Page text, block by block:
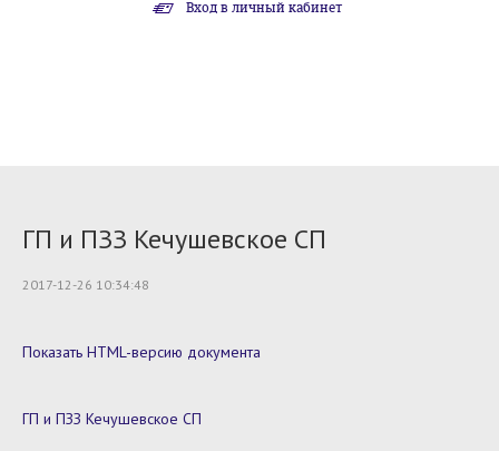
Вход в личный кабинет
ГП и ПЗЗ Кечушевское СП
2017-12-26 10:34:48
Показать HTML-версию документа
ГП и ПЗЗ Кечушевское СП